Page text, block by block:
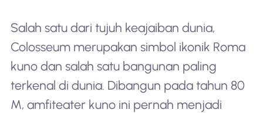
Salah satu dari tujuh keajaiban dunia,
Colosseum merupakan simbol ikonik Roma
kuno dan salah satu bangunan paling
terkenal di dunia. Dibangun pada tahun 80
M, amfiteater kuno ini pernah menjadi